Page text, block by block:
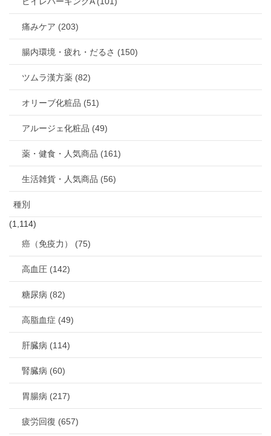
痛みケア (203)
腸内環境・疲れ・だるさ (150)
ツムラ漢方薬 (82)
オリーブ化粧品 (51)
アルージェ化粧品 (49)
薬・健食・人気商品 (161)
生活雑貨・人気商品 (56)
種別
(1,114)
癌（免疫力） (75)
高血圧 (142)
糖尿病 (82)
高脂血症 (49)
肝臓病 (114)
腎臓病 (60)
胃腸病 (217)
疲労回復 (657)